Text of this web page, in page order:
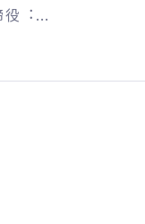
役︓...